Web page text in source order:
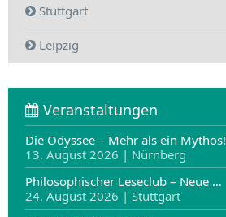
Stuttgart
Leipzig
Veranstaltungen
Die Odyssee – Mehr als ein Mythos!
13. August 2026 | Nürnberg
Philosophischer Leseclub – Neue …
24. August 2026 | Stuttgart